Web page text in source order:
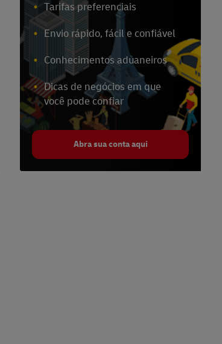
Tarifas preferenciais
Envio rápido, fácil e confiável
Conhecimentos aduaneiros
Dicas de negócios em que
você pode confiar
Abra sua conta aqui